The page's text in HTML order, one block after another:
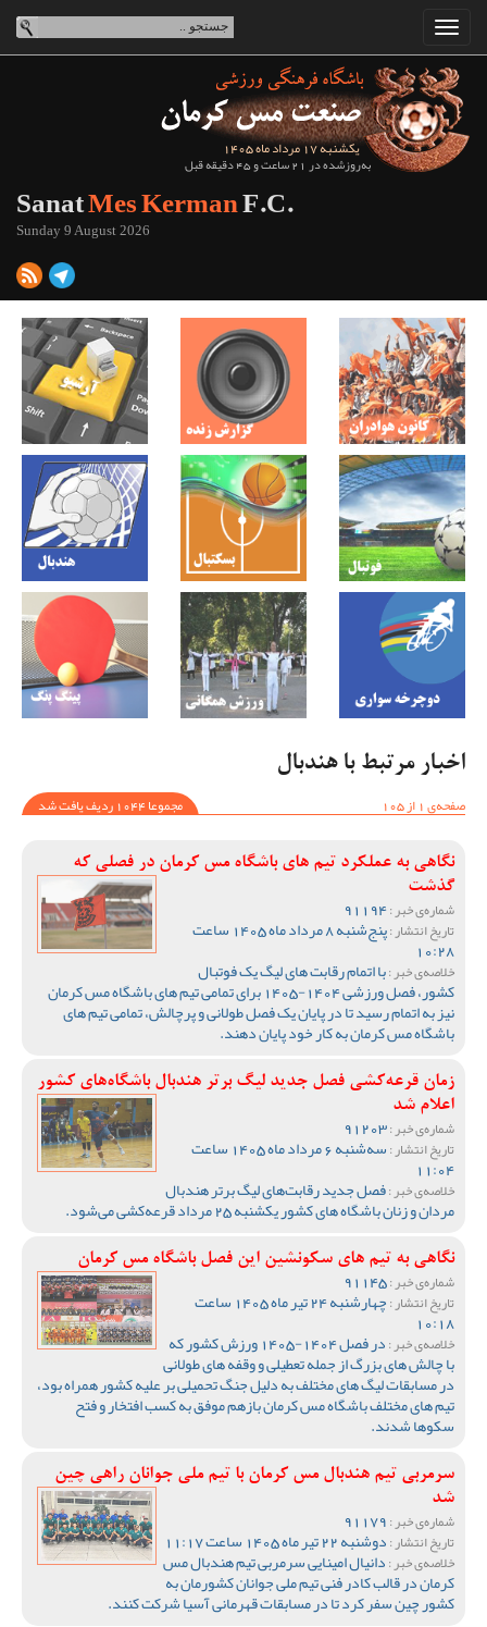
یکشنبه 17 مرداد ماه 1405
به‌روزشده در 21 ساعت و 45 دقیقه قبل
SanatMes KermanF.C.
Sunday 9 August 2026
اخبار مرتبط با هندبال
صفحه‌ی 1 از 105
مجموعا 1044 ردیف یافت شد
نگاهی به عملکرد تیم های باشگاه مس کرمان در فصلی که
گذشت
شماره‌ی خبر :
تاریخ انتشار : پنج‌شنبه 8 مرداد ماه 1405 ساعت
10:28
خلاصه‌ی خبر :با اتمام رقابت های لیگ یک فوتبال
کشور، فصل ورزشی 1404-1405 برای تمامی تیم های باشگاه مس کرمان
نیز به اتمام رسید تا در پایان یک فصل طولانی و پرچالش، تمامی تیم های
باشگاه مس کرمان به کار خود پایان دهند.
زمان قرعه‌کشی فصل جدید لیگ برتر هندبال باشگاه‌های کشور
اعلام شد
شماره‌ی خبر :
تاریخ انتشار : سه‌شنبه 6 مرداد ماه 1405 ساعت
11:04
خلاصه‌ی خبر :فصل جدید رقابت‌های لیگ برتر هندبال
مردان و زنان باشگاه های کشور یکشنبه 25 مرداد قرعه‌کشی می‌شود.
نگاهی به تیم های سکونشین این فصل باشگاه مس کرمان
شماره‌ی خبر :
تاریخ انتشار : چهارشنبه 24 تیر ماه 1405 ساعت
10:18
خلاصه‌ی خبر : در فصل 1404-1405 ورزش کشور که
با چالش های بزرگ از جمله تعطیلی و وقفه های طولانی
در مسابقات لیگ های مختلف به دلیل جنگ تحمیلی بر علیه کشور همراه بود،
تیم های مختلف باشگاه مس کرمان بازهم موفق به کسب افتخار و فتح
سکوها شدند.
سرمربی تیم هندبال مس کرمان با تیم ملی جوانان راهی چین
شد
شماره‌ی خبر :
تاریخ انتشار :دوشنبه 22 تیر ماه 1405 ساعت 11:17
خلاصه‌ی خبر :دانیال امینایی سرمربی تیم هندبال مس
کرمان در قالب کادر فنی تیم ملی جوانان کشورمان به
کشور چین سفر کرد تا در مسابقات قهرمانی آسیا شرکت کنند.